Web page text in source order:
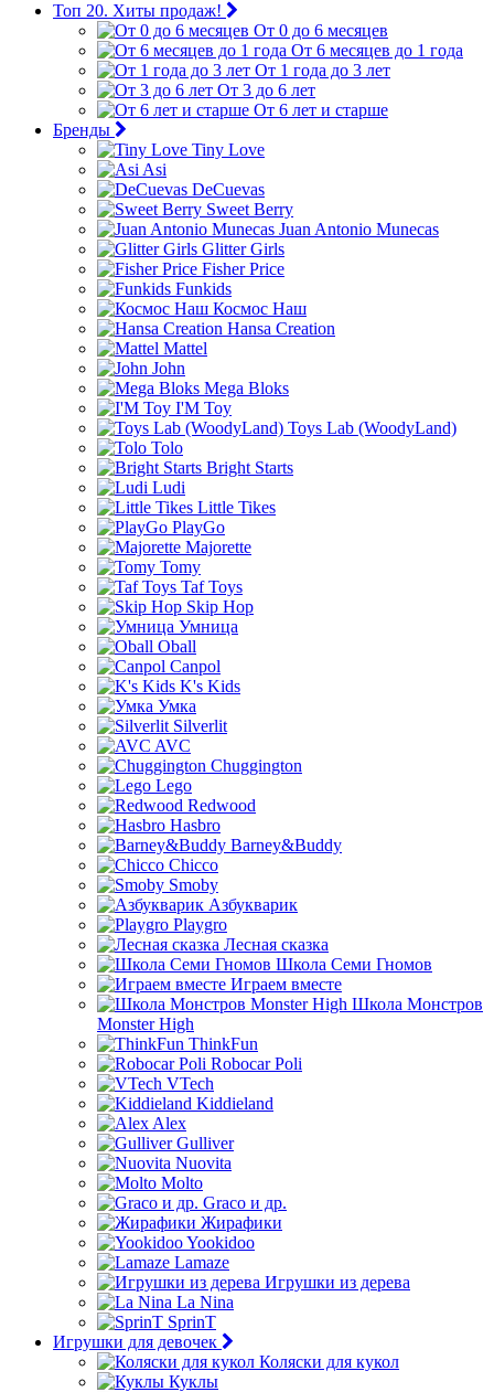
Топ 20. Хиты продаж!
От 0 до 6 месяцев
От 6 месяцев до 1 года
От 1 года до 3 лет
От 3 до 6 лет
От 6 лет и старше
Бренды
Tiny Love
Asi
DeCuevas
Sweet Berry
Juan Antonio Munecas
Glitter Girls
Fisher Price
Funkids
Космос Наш
Hansa Creation
Mattel
John
Mega Bloks
I'M Toy
Toys Lab (WoodyLand)
Tolo
Bright Starts
Ludi
Little Tikes
PlayGo
Majorette
Tomy
Taf Toys
Skip Hop
Умница
Oball
Canpol
K's Kids
Умка
Silverlit
AVC
Chuggington
Lego
Redwood
Hasbro
Barney&Buddy
Chicco
Smoby
Азбукварик
Playgro
Лесная сказка
Школа Семи Гномов
Играем вместе
Школа Монстров
Monster High
ThinkFun
Robocar Poli
VTech
Kiddieland
Alex
Gulliver
Nuovita
Molto
Graco и др.
Жирафики
Yookidoo
Lamaze
Игрушки из дерева
La Nina
SprinT
Игрушки для девочек
Коляски для кукол
Куклы